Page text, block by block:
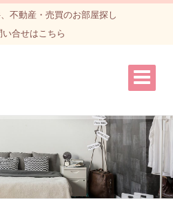
不動産・売買のお部屋探し
い合せはこちら